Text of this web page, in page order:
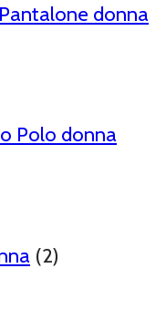
donna
Polo donna
(2)